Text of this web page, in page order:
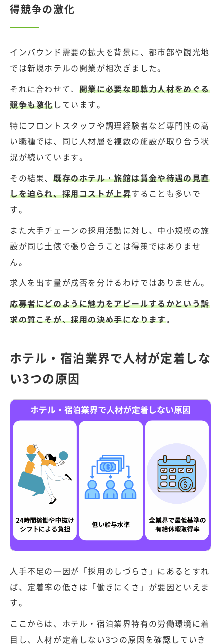
得競争の激化
インバウンド需要の拡大を背景に、都市部や観光地
では新規ホテルの開業が相次ぎました。
それに合わせて、 開業に必要な即戦力人材をめぐる
競争も激化しています。
特にフロントスタッフや調理経験者など専門性の高
い職種では、同じ人材層を複数の施設が取り合う状
況が続いています。
その結果、 既存のホテル・旅館は賃金や待遇の見直
しを迫られ、採用コストが上昇することも多いで
す。
また大手チェーンの採用活動に対し、中小規模の施
設が同じ土俵で張り合うことは得策ではありませ
ん。
求人を出す量が成否を分けるわけではありません。
応募者にどのように魅力をアピールするかという訴
求の質こそが、採用の決め手になります。
ホテル・宿泊業界で人材が定着しな
い3つの原因
人手不足の一因が「採用のしづらさ」にあるとすれ
ば、定着率の低さは「働きにくさ」が要因といえま
す。
ここからは、ホテル・宿泊業界特有の労働環境に着
目し、人材が定着しない3つの原因を確認していき